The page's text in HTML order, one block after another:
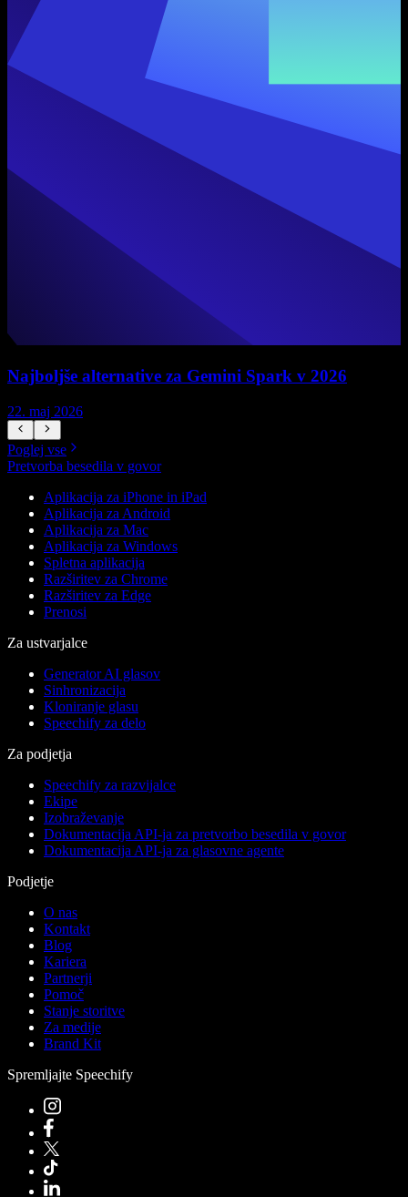
Najboljše alternative za Gemini Spark v 2026
22. maj 2026
Poglej vse
Pretvorba besedila v govor
Aplikacija za iPhone in iPad
Aplikacija za Android
Aplikacija za Mac
Aplikacija za Windows
Spletna aplikacija
Razširitev za Chrome
Razširitev za Edge
Prenosi
Za ustvarjalce
Generator AI glasov
Sinhronizacija
Kloniranje glasu
Speechify za delo
Za podjetja
Speechify za razvijalce
Ekipe
Izobraževanje
Dokumentacija API-ja za pretvorbo besedila v govor
Dokumentacija API-ja za glasovne agente
Podjetje
O nas
Kontakt
Blog
Kariera
Partnerji
Pomoč
Stanje storitve
Za medije
Brand Kit
Spremljajte Speechify